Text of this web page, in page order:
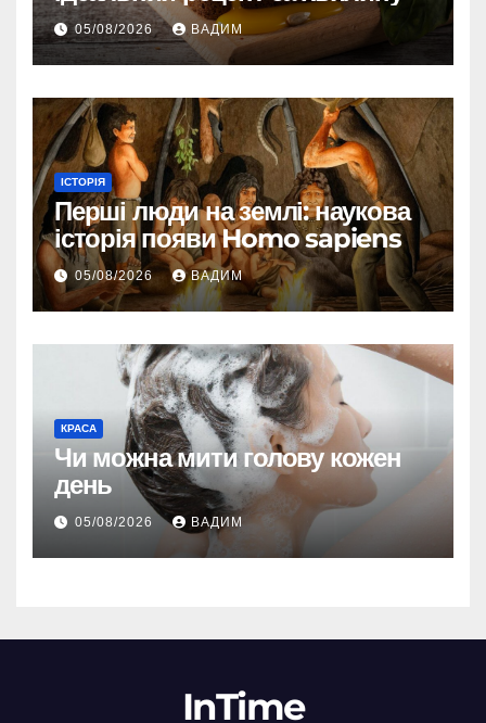
05/08/2026 ВАДИМ
ІСТОРІЯ
Перші люди на землі: наукова
історія появи Homo sapiens
05/08/2026 ВАДИМ
КРАСА
Чи можна мити голову кожен
день
05/08/2026 ВАДИМ
InTime